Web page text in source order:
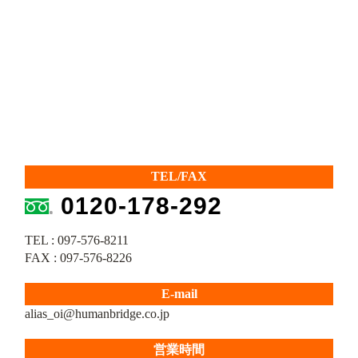
TEL/FAX
0120-178-292
TEL : 097-576-8211
FAX : 097-576-8226
E-mail
alias_oi@humanbridge.co.jp
営業時間